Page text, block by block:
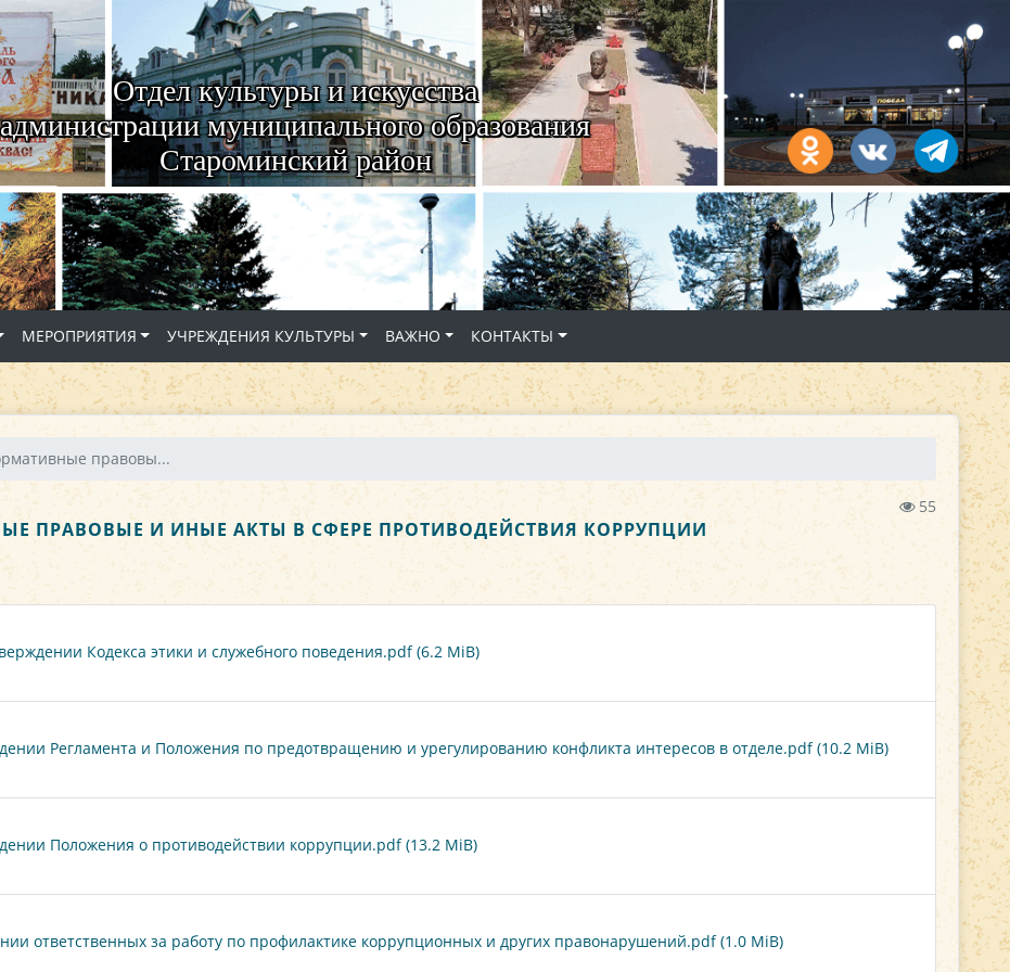
Отдел культуры и искусства
администрации муниципального образования
Староминский район
МЕРОПРИЯТИЯ УЧРЕЖДЕНИЯ КУЛЬТУРЫ ВАЖНО КОНТАКТЫ
правовы...
55
ПРАВОВЫЕ И ИНЫЕ АКТЫ В СФЕРЕ ПРОТИВОДЕЙСТВИЯ КОРРУПЦИИ
Кодекса этики и служебного поведения.pdf (6.2 MiB)
Регламента и Положения по предотвращению и урегулированию конфликта интересов в отделе.pdf (10.2 MiB)
Положения о противодействии коррупции.pdf (13.2 MiB)
ответственных за работу по профилактике коррупционных и других правонарушений.pdf (1.0 MiB)